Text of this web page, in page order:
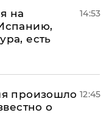
на
есть
14:53
произошло
о
12:45